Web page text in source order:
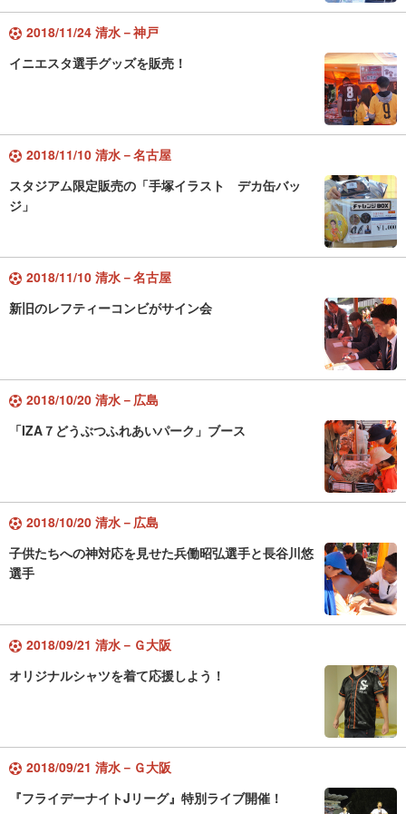
2018/11/24 清水－神戸
イニエスタ選手グッズを販売！
2018/11/10 清水－名古屋
スタジアム限定販売の「手塚イラスト デカ缶バッ
ジ」
2018/11/10 清水－名古屋
新旧のレフティーコンビがサイン会
2018/10/20 清水－広島
「IZA７どうぶつふれあいパーク」ブース
2018/10/20 清水－広島
子供たちへの神対応を見せた兵働昭弘選手と長谷川悠
選手
2018/09/21 清水－Ｇ大阪
オリジナルシャツを着て応援しよう！
2018/09/21 清水－Ｇ大阪
『フライデーナイトJリーグ』特別ライブ開催！